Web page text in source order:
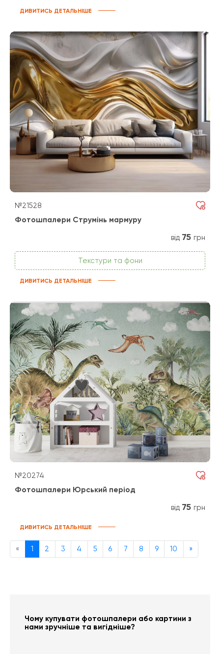
ДИВИТИСЬ ДЕТАЛЬНІШЕ
№21528
Фотошпалери Струмінь мармуру
від 75 грн
Текстури та фони
ДИВИТИСЬ ДЕТАЛЬНІШЕ
№20274
Фотошпалери Юрський період
від 75 грн
ДИВИТИСЬ ДЕТАЛЬНІШЕ
« Previous
1 2 3 4 5 6 7 8 9 10 »Next
Чому купувати фотошпалери або картини з
нами зручніше та вигідніше?